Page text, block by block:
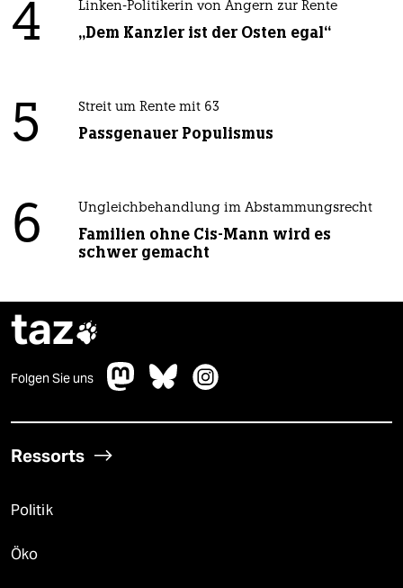
4 Linken-Politikerin von Angern zur Rente
„Dem Kanzler ist der Osten egal“
5 Streit um Rente mit 63
Passgenauer Populismus
6 Ungleichbehandlung im Abstammungsrecht
Familien ohne Cis-Mann wird es
schwer gemacht
taz
Folgen Sie uns
Ressorts
Politik
Öko